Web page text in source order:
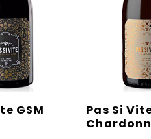
GSM
Pas Si